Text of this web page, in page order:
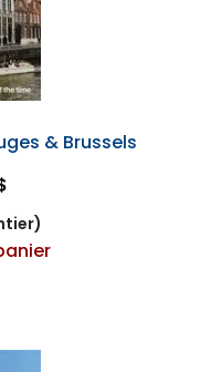
& Brussels